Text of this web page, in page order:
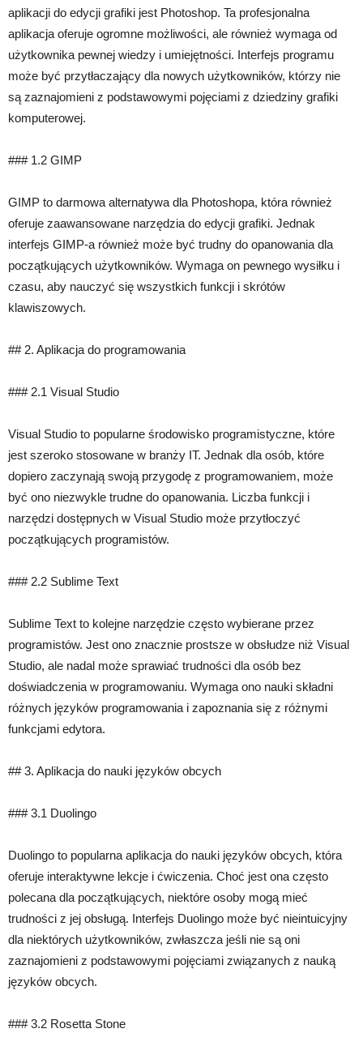
aplikacji do edycji grafiki jest Photoshop. Ta profesjonalna
aplikacja oferuje ogromne możliwości, ale również wymaga od
użytkownika pewnej wiedzy i umiejętności. Interfejs programu
może być przytłaczający dla nowych użytkowników, którzy nie
są zaznajomieni z podstawowymi pojęciami z dziedziny grafiki
komputerowej.
### 1.2 GIMP
GIMP to darmowa alternatywa dla Photoshopa, która również
oferuje zaawansowane narzędzia do edycji grafiki. Jednak
interfejs GIMP-a również może być trudny do opanowania dla
początkujących użytkowników. Wymaga on pewnego wysiłku i
czasu, aby nauczyć się wszystkich funkcji i skrótów
klawiszowych.
## 2. Aplikacja do programowania
### 2.1 Visual Studio
Visual Studio to popularne środowisko programistyczne, które
jest szeroko stosowane w branży IT. Jednak dla osób, które
dopiero zaczynają swoją przygodę z programowaniem, może
być ono niezwykle trudne do opanowania. Liczba funkcji i
narzędzi dostępnych w Visual Studio może przytłoczyć
początkujących programistów.
### 2.2 Sublime Text
Sublime Text to kolejne narzędzie często wybierane przez
programistów. Jest ono znacznie prostsze w obsłudze niż Visual
Studio, ale nadal może sprawiać trudności dla osób bez
doświadczenia w programowaniu. Wymaga ono nauki składni
różnych języków programowania i zapoznania się z różnymi
funkcjami edytora.
## 3. Aplikacja do nauki języków obcych
### 3.1 Duolingo
Duolingo to popularna aplikacja do nauki języków obcych, która
oferuje interaktywne lekcje i ćwiczenia. Choć jest ona często
polecana dla początkujących, niektóre osoby mogą mieć
trudności z jej obsługą. Interfejs Duolingo może być nieintuicyjny
dla niektórych użytkowników, zwłaszcza jeśli nie są oni
zaznajomieni z podstawowymi pojęciami związanych z nauką
języków obcych.
### 3.2 Rosetta Stone